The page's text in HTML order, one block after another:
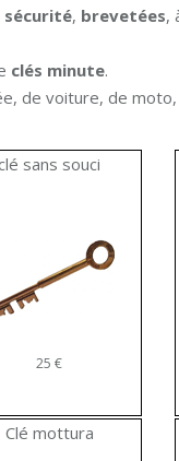
sécurité, brevetées,
clés minute.
de voiture, de
sans souci
25 €
Clé mottura